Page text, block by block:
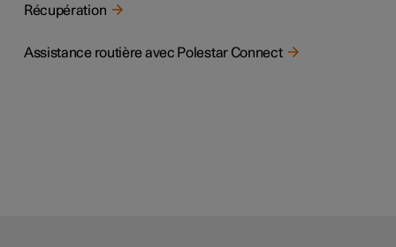
Récupération
Assistance routière avec Polestar Connect